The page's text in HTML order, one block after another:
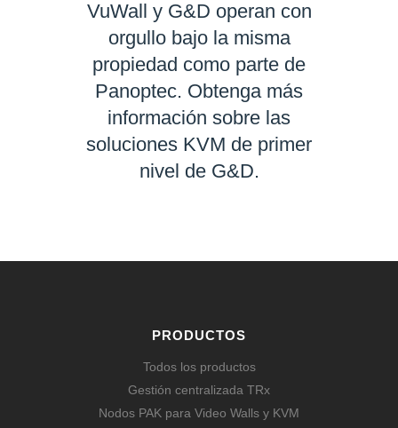
VuWall y G&D operan con
orgullo bajo la misma
propiedad como parte de
Panoptec. Obtenga más
información sobre las
soluciones KVM de primer
nivel de G&D.
PRODUCTOS
Todos los productos
Gestión centralizada TRx
Nodos PAK para Video Walls y KVM